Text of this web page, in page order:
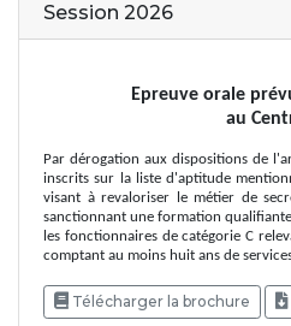
Session 2026
Epreuve orale
au
Par dérogation aux dispositions de
inscrits sur la liste d'aptitude
visant à revaloriser le métier de
sanctionnant une formation
les fonctionnaires de catégorie C
comptant au moins huit ans de
Télécharger la brochure